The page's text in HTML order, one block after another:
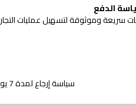
الدفع
سريعة وموثوقة لتسهيل عمليات
سياسة إرجاع لمدة 7 يوم لتجربة تسوق سلسة. تطبق الشروط والأحكام